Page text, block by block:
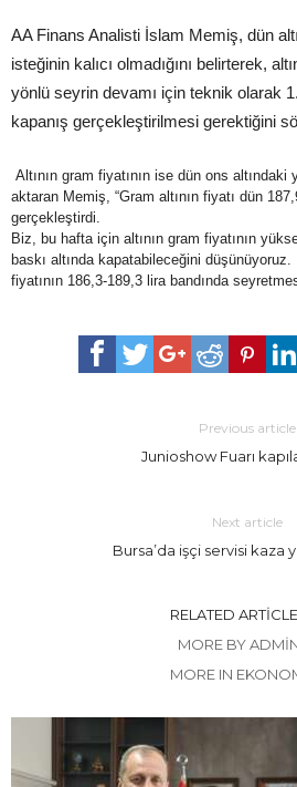
AA Finans Analisti İslam Memiş, dün
isteğinin kalıcı olmadığını belirterek,
yönlü seyrin devamı için teknik olarak
kapanış gerçekleştirilmesi gerektiğini
Altının gram fiyatının ise dün ons
aktaran Memiş, “Gram altının fiyatı dün
gerçekleştirdi.
Biz, bu hafta için altının gram fiyatının
baskı altında kapatabileceğini düşünüyoruz.
fiyatının 186,3-189,3 lira bandında
Previous article
Junioshow Fuarı
Next article
Bursa’da işçi servisi kaza
RELATED
MORE BY
MORE IN